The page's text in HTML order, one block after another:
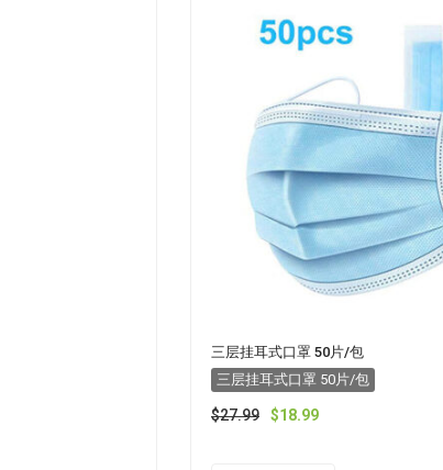
三层挂耳式口罩 50片/包
三层挂耳式口罩 50片/包
$27.99 $18.99